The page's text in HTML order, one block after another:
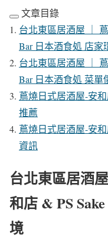
文章目錄
台北東區居酒屋 ｜
Bar 日本酒食処 店家
台北東區居酒屋 ｜
Bar 日本酒食処 菜單
蔦燒日式居酒屋-安
推薦
蔦燒日式居酒屋-安
資訊
台北東區居酒
和店 & PS
境